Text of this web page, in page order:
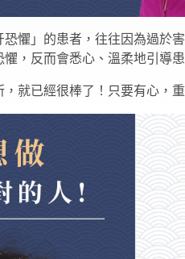
懼」的患者，往往因為過於
，反而會悉心、溫柔地引導患
就已經很棒了！只要有心，